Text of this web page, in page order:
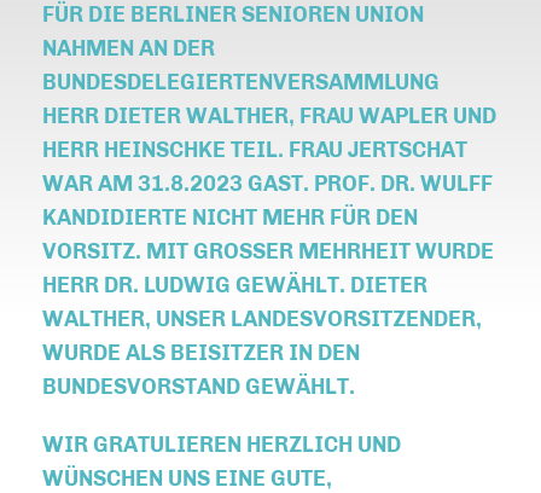
FÜR DIE BERLINER SENIOREN UNION
NAHMEN AN DER
BUNDESDELEGIERTENVERSAMMLUNG
HERR DIETER WALTHER, FRAU WAPLER UND
HERR HEINSCHKE TEIL. FRAU JERTSCHAT
WAR AM 31.8.2023 GAST. PROF. DR. WULFF
KANDIDIERTE NICHT MEHR FÜR DEN
VORSITZ. MIT GROSSER MEHRHEIT WURDE H
ERR DR. LUDWIG GEWÄHLT. DIETER W
ALTHER, UNSER LANDESVORSITZENDER, W
URDE ALS BEISITZER IN DEN B
UNDESVORSTAND GEWÄHLT.
WIR GRATULIEREN HERZLICH UND
WÜNSCHEN UNS EINE GUTE,